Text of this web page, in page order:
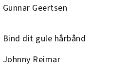
Gunnar Geertsen
Bind dit gule hårbånd
Johnny Reimar